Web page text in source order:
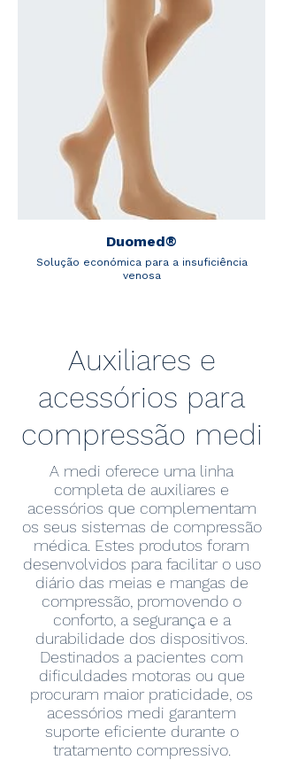
Duomed®
Solução económica para a insuficiência
venosa
Auxiliares e
acessórios para
compressão medi
A medi oferece uma linha
completa de auxiliares e
acessórios que complementam
os seus sistemas de compressão
médica. Estes produtos foram
desenvolvidos para facilitar o uso
diário das meias e mangas de
compressão, promovendo o
conforto, a segurança e a
durabilidade dos dispositivos.
Destinados a pacientes com
dificuldades motoras ou que
procuram maior praticidade, os
acessórios medi garantem
suporte eficiente durante o
tratamento compressivo.